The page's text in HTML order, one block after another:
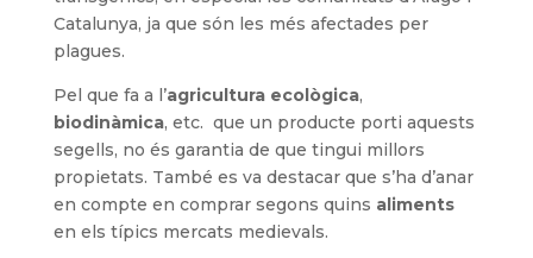
Catalunya, ja que són les més afectades per
plagues.
Pel que fa a l’agricultura ecològica,
biodinàmica, etc. que un producte porti aquests
segells, no és garantia de que tingui millors
propietats. També es va destacar que s’ha d’anar
en compte en comprar segons quins aliments
en els típics mercats medievals.